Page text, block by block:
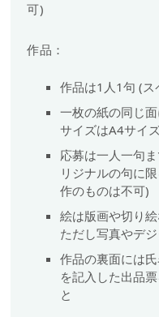
可)
作品：
作品は1人1句 (
一枚の紙の同じ
サイズはA4サイ
応募は一人一句
リジナルの句に
作のものは不可)
絵は版画や切り
ただし写真やデ
作品の裏面には
を記入した出品
と